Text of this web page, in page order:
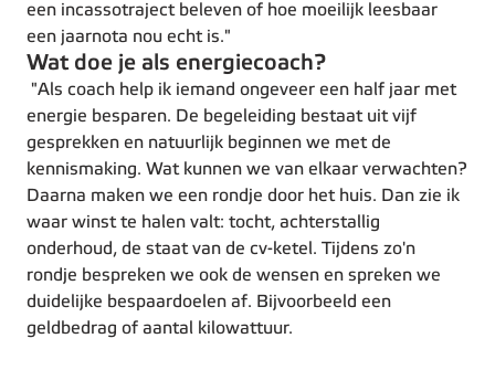
een incassotraject beleven of hoe moeilijk leesbaar
een jaarnota nou echt is."
Wat doe je als energiecoach?
"Als coach help ik iemand ongeveer een half jaar met
energie besparen. De begeleiding bestaat uit vijf
gesprekken en natuurlijk beginnen we met de
kennismaking. Wat kunnen we van elkaar verwachten?
Daarna maken we een rondje door het huis. Dan zie ik
waar winst te halen valt: tocht, achterstallig
onderhoud, de staat van de cv-ketel. Tijdens zo'n
rondje bespreken we ook de wensen en spreken we
duidelijke bespaardoelen af. Bijvoorbeeld een
geldbedrag of aantal kilowattuur.